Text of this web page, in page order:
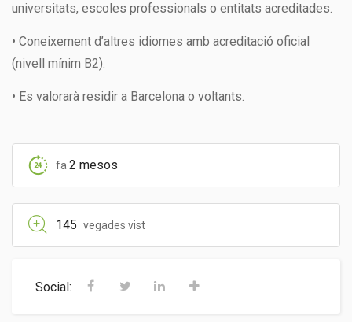
universitats, escoles professionals o entitats acreditades.
• Coneixement d’altres idiomes amb acreditació oficial
(nivell mínim B2).
• Es valorarà residir a Barcelona o voltants.
fa2 mesos
145 vegades vist
Social: